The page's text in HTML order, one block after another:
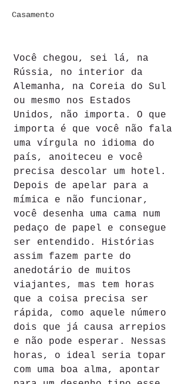
Casamento
Você chegou, sei lá, na
Rússia, no interior da
Alemanha, na Coreia do Sul
ou mesmo nos Estados
Unidos, não importa. O que
importa é que você não fala
uma vírgula no idioma do
país, anoiteceu e você
precisa descolar um hotel.
Depois de apelar para a
mímica e não funcionar,
você desenha uma cama num
pedaço de papel e consegue
ser entendido. Histórias
assim fazem parte do
anedotário de muitos
viajantes, mas tem horas
que a coisa precisa ser
rápida, como aquele número
dois que já causa arrepios
e não pode esperar. Nessas
horas, o ideal seria topar
com uma boa alma, apontar